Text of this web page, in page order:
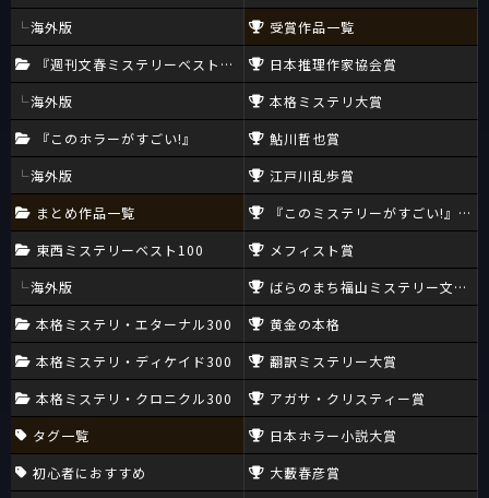
海外版
『週刊文春ミステリーベスト10』
海外版
『このホラーがすごい!』
海外版
まとめ作品一覧
東西ミステリーベスト100
海外版
本格ミステリ・エターナル300
本格ミステリ・ディケイド300
本格ミステリ・クロニクル300
タグ一覧
初心者におすすめ
受賞作品一覧
日本推理作家協会賞
本格ミステリ大賞
鮎川哲也賞
江戸川乱歩賞
『このミステリーがすごい!』大賞
メフィスト賞
ばらのまち福山ミステリー文学新
黄金の本格
翻訳ミステリー大賞
アガサ・クリスティー賞
日本ホラー小説大賞
大藪春彦賞